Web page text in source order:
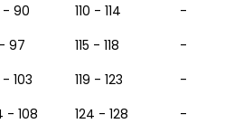
- 90 110 - 114
-
97 115 - 118
-
103 119 - 123
-
- 108 124 - 128 -